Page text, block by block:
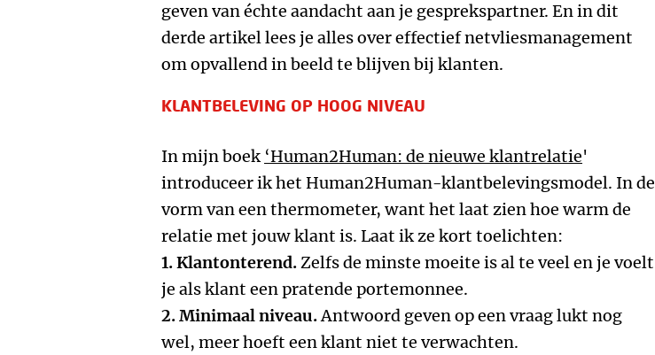
geven van échte aandacht aan je gesprekspartner. En in dit
derde artikel lees je alles over effectief netvliesmanagement
om opvallend in beeld te blijven bij klanten.
KLANTBELEVING OP HOOG NIVEAU
In mijn boek ‘Human2Human: de nieuwe klantrelatie'
introduceer ik het Human2Human-klantbelevingsmodel. In de
vorm van een thermometer, want het laat zien hoe warm de
relatie met jouw klant is. Laat ik ze kort toelichten:
1. Klantonterend.Zelfs de minste moeite is al te veel en je voelt
je als klant een pratende portemonnee.
2. Minimaal niveau.Antwoord geven op een vraag lukt nog
wel, meer hoeft een klant niet te verwachten.